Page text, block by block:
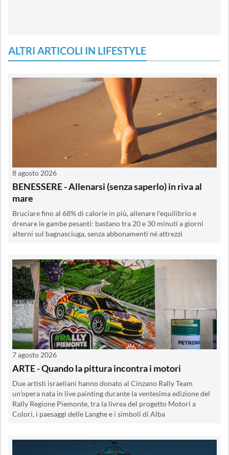
ALTRI ARTICOLI IN LIFESTYLE
8 agosto 2026
BENESSERE - Allenarsi (senza saperlo) in riva al
mare
Bruciare fino al 68% di calorie in più, allenare l'equilibrio e
drenare le gambe pesanti: bastano tra 20 e 30 minuti a giorni
alterni sul bagnasciuga, senza abbonamenti né attrezzi
7 agosto 2026
ARTE - Quando la pittura incontra i motori
Due artisti israeliani hanno donato al Cinzano Rally Team
un'opera nata in live painting durante la ventesima edizione del
Rally Regione Piemonte, tra la livrea del progetto Motori a
Colori, i paesaggi delle Langhe e i simboli di Alba